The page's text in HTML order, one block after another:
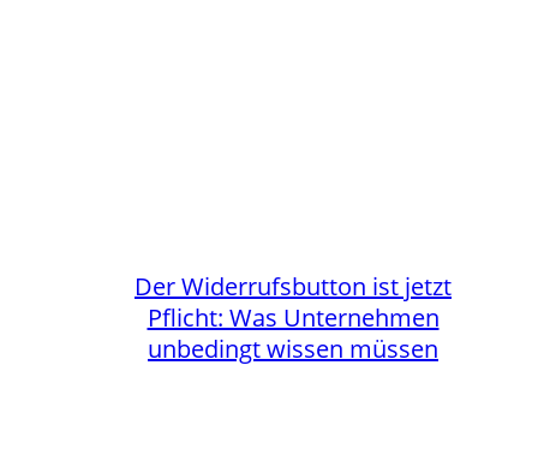
Der Widerrufsbutton ist jetzt
Pflicht: Was Unternehmen
unbedingt wissen müssen